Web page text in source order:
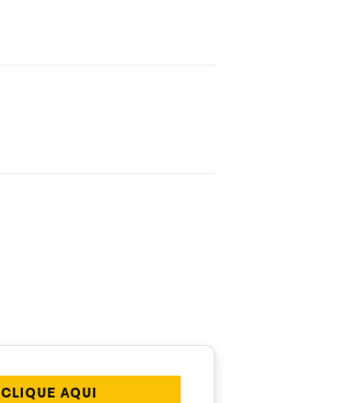
CLIQUE AQUI